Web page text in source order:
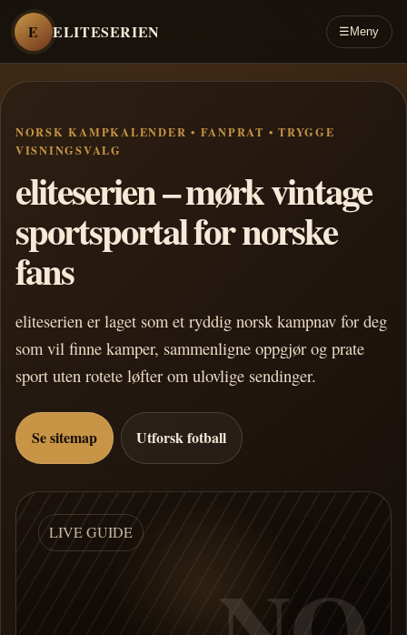
E ELITESERIEN ☰ Meny
NORSK KAMPKALENDER • FANPRAT • TRYGGE
VISNINGSVALG
eliteserien – mørk vintage
sportsportal for norske
fans
eliteserien er laget som et ryddig norsk kampnav for deg
som vil finne kamper, sammenligne oppgjør og prate
sport uten rotete løfter om ulovlige sendinger.
Se sitemap Utforsk fotball
LIVE GUIDE